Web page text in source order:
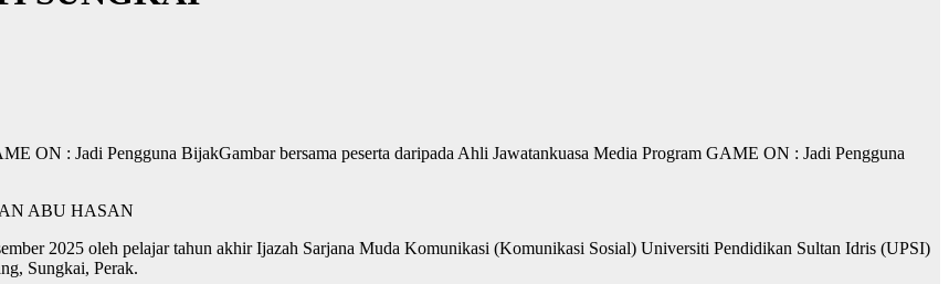
Gambar bersama peserta daripada Ahli Jawatankuasa Media Program GAME ON : Jadi Pengguna
ABU HASAN
2025 oleh pelajar tahun akhir Ijazah Sarjana Muda Komunikasi (Komunikasi Sosial) Universiti Pendidikan Sultan Idris (UPSI)
Sungkai, Perak.